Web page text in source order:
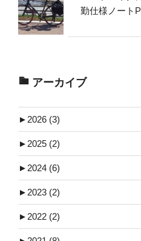
勤仕様ノート
アーカイブ
► 2026 (3)
► 2025 (2)
► 2024 (6)
► 2023 (2)
► 2022 (2)